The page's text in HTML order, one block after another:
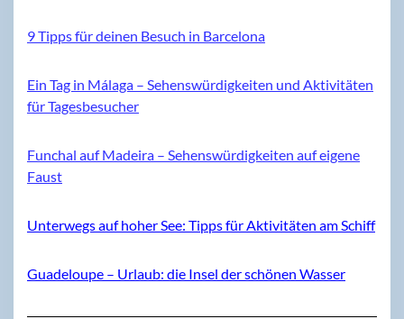
9 Tipps für deinen Besuch in Barcelona
Ein Tag in Málaga – Sehenswürdigkeiten und Aktivitäten
für Tagesbesucher
Funchal auf Madeira – Sehenswürdigkeiten auf eigene
Faust
Unterwegs auf hoher See: Tipps für Aktivitäten am Schiff
Guadeloupe – Urlaub: die Insel der schönen Wasser